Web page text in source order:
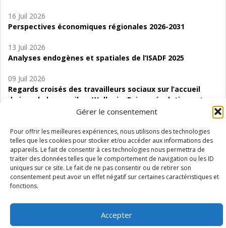
Gérer le consentement
Pour offrir les meilleures expériences, nous utilisons des technologies
telles que les cookies pour stocker et/ou accéder aux informations des
appareils. Le fait de consentir à ces technologies nous permettra de
traiter des données telles que le comportement de navigation ou les ID
uniques sur ce site. Le fait de ne pas consentir ou de retirer son
consentement peut avoir un effet négatif sur certaines caractéristiques et
fonctions.
Accepter
16 Juil 2026
Perspectives économiques régionales 2026-2031
13 Juil 2026
Analyses endogènes et spatiales de l’ISADF 2025
09 Juil 2026
Regards croisés des travailleurs sociaux sur l’accueil
de jour de bas seuil en Wallonie. Enjeux, évolutions et
06 Juil 2026
Étude d’évaluabilité des Structures
d’accompagnement à l’autocréation d’emploi (SAACE)
01 Juil 2026
Pénurie du personnel infirmier :quels indicateurs
Wallonie ?